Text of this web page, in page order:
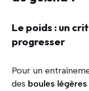
Le poids : un
progresser
Pour un
des boules